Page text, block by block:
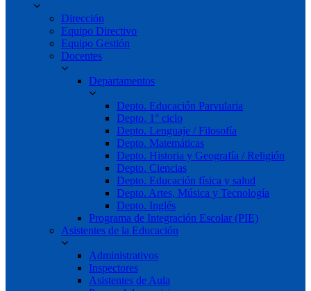
Dirección
Equipo Directivo
Equipo Gestión
Docentes
Departamentos
Depto. Educación Parvularia
Depto. 1° ciclo
Depto. Lenguaje / Filosofía
Depto. Matemáticas
Depto. Historia y Geografía / Religión
Depto. Ciencias
Depto. Educación física y salud
Depto. Artes, Música y Tecnología
Depto. Inglés
Programa de Integración Escolar (PIE)
Asistentes de la Educación
Administrativos
Inspectores
Asistentes de Aula